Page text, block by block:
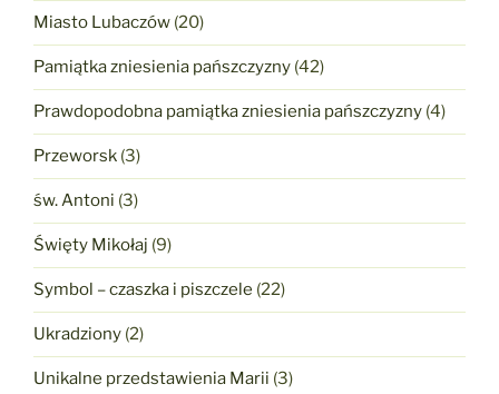
Miasto Lubaczów (20)
Pamiątka zniesienia pańszczyzny (42)
Prawdopodobna pamiątka zniesienia pańszczyzny (4)
Przeworsk (3)
św. Antoni (3)
Święty Mikołaj (9)
Symbol – czaszka i piszczele (22)
Ukradziony (2)
Unikalne przedstawienia Marii (3)